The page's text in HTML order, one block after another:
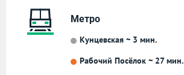
Метро
Кунцевская ~ 3 мин.
Рабочий Посёлок ~ 27 мин.